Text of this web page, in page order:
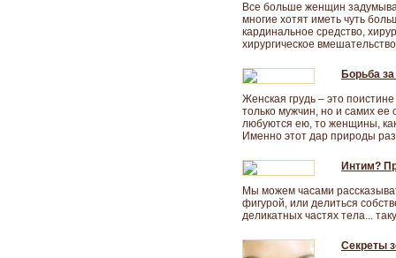
Все больше женщин
многие хотят иметь чуть
кардинальное средство,
хирургическое
Борьба
Женская грудь – это
только мужчин, но и самих
любуются ею, то женщины,
Именно этот дар природы
Интим?
Мы можем часами
фигурой, или делиться
деликатных частях тела...
Секреты